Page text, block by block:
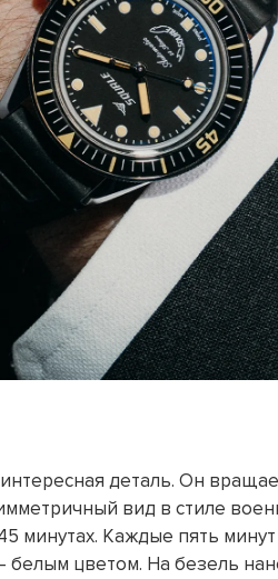
деталь. Он
вид в стиле
минутах. Каждые пять
белым цветом. На безель